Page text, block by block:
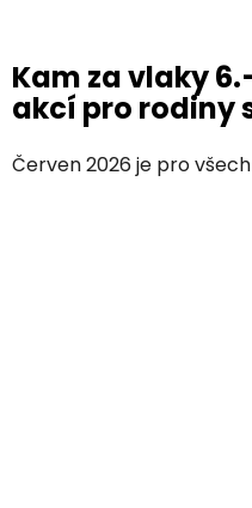
Kam za vlaky
akcí pro rodiny
Červen 2026 je pro